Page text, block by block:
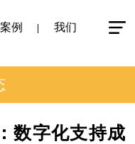
案例 我们
数字化支持成